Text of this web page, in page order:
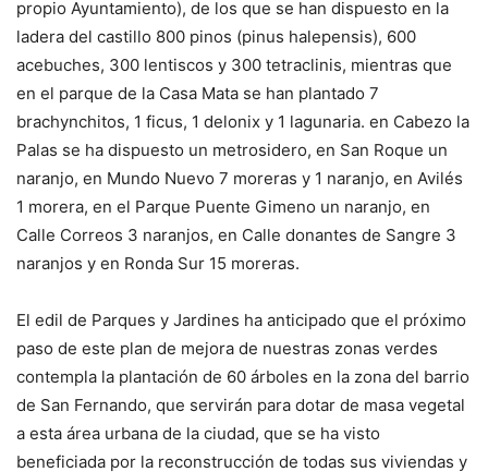
propio Ayuntamiento), de los que se han dispuesto en la
ladera del castillo 800 pinos (pinus halepensis), 600
acebuches, 300 lentiscos y 300 tetraclinis, mientras que
en el parque de la Casa Mata se han plantado 7
brachynchitos, 1 ficus, 1 delonix y 1 lagunaria. en Cabezo la
Palas se ha dispuesto un metrosidero, en San Roque un
naranjo, en Mundo Nuevo 7 moreras y 1 naranjo, en Avilés
1 morera, en el Parque Puente Gimeno un naranjo, en
Calle Correos 3 naranjos, en Calle donantes de Sangre 3
naranjos y en Ronda Sur 15 moreras.
El edil de Parques y Jardines ha anticipado que el próximo
paso de este plan de mejora de nuestras zonas verdes
contempla la plantación de 60 árboles en la zona del barrio
de San Fernando, que servirán para dotar de masa vegetal
a esta área urbana de la ciudad, que se ha visto
beneficiada por la reconstrucción de todas sus viviendas y